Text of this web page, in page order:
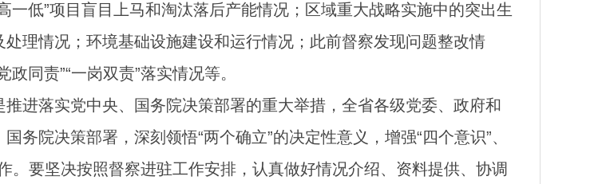
低”项目盲目上马和淘汰落后产能情况；区域重大战略实施中的突出生
理情况；环境基础设施建设和运行情况；此前督察发现问题整改情
同责”“一岗双责”落实情况等。
进落实党中央、国务院决策部署的重大举措，全省各级党委、政府和
院决策部署，深刻领悟“两个确立”的决定性意义，增强“四个意识”、
。要坚决按照督察进驻工作安排，认真做好情况介绍、资料提供、协调